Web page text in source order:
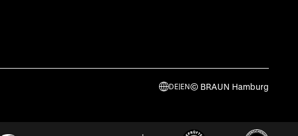
DE|EN© BRAUN Hamburg